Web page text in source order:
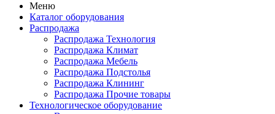
Меню
Каталог оборудования
Распродажа
Распродажа Технология
Распродажа Климат
Распродажа Мебель
Распродажа Подстолья
Распродажа Клининг
Распродажа Прочие товары
Технологическое оборудование